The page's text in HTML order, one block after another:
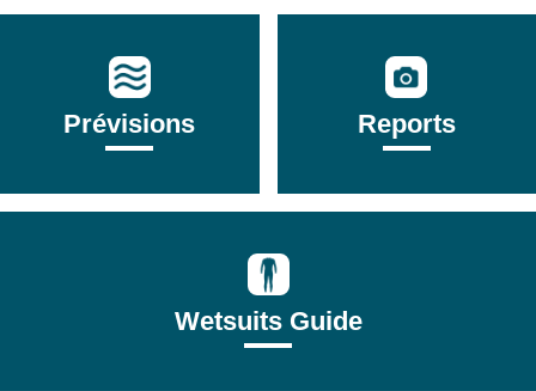
Prévisions Reports
Wetsuits Guide